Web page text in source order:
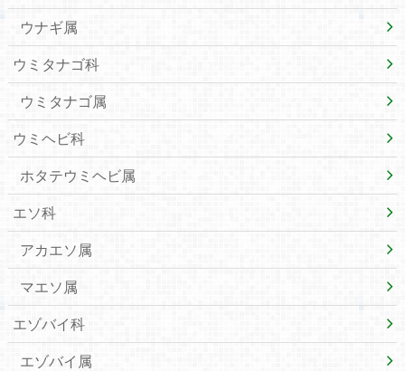
ウナギ属
ウミタナゴ科
ウミタナゴ属
ウミヘビ科
ホタテウミヘビ属
エソ科
アカエソ属
マエソ属
エゾバイ科
エゾバイ属